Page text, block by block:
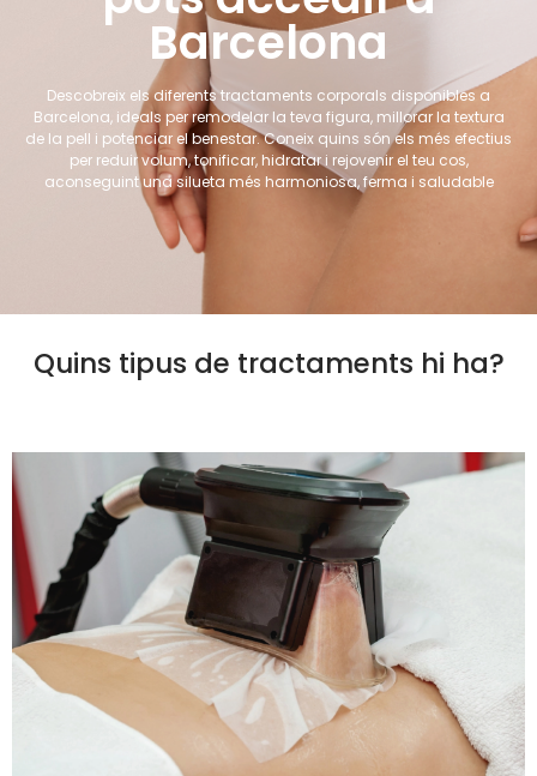
Barcelona
Descobreix els diferents tractaments corporals disponibles a
Barcelona, ​​ideals per remodelar la teva figura, millorar la textura
de la pell i potenciar el benestar. Coneix quins són els més efectius
per reduir volum, tonificar, hidratar i rejovenir el teu cos,
aconseguint una silueta més harmoniosa, ferma i saludable
Quins tipus de tractaments hi ha?